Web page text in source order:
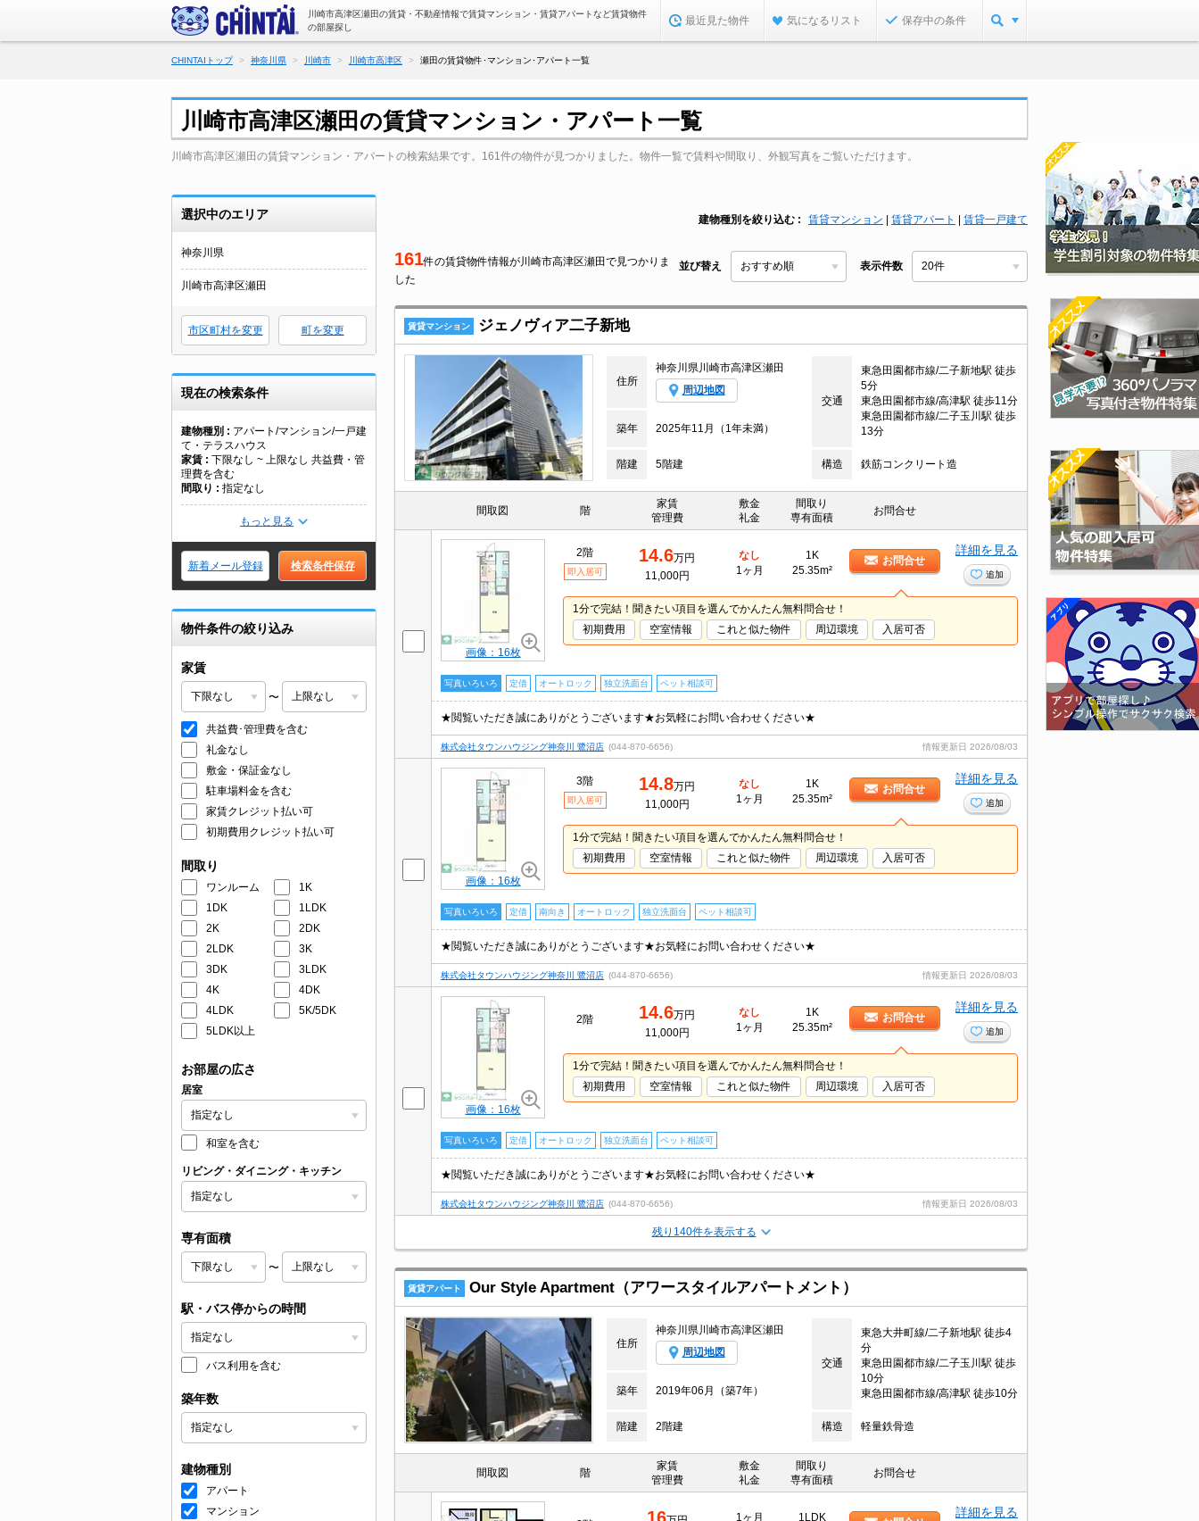
川崎市高津区瀬田の賃貸・不動産情報で賃貸マンション・賃貸アパートなど賃貸物件
の部屋探し
最近見た物件 気になるリスト 保存中の条件
CHINTAIトップ 神奈川県 川崎市 川崎市高津区 瀬田の賃貸物件･マンション･アパート一覧
川崎市高津区瀬田の賃貸マンション・アパート一覧
川崎市高津区瀬田の賃貸マンション・アパートの検索結果です。161件の物件が見つかりました。物件一覧で賃料や間取り、外観写真をご覧いただけます。
選択中のエリア
神奈川県
川崎市高津区瀬田
市区町村を変更 町を変更
現在の検索条件
建物種別
アパート/マンション/一戸建
て・テラスハウス
家賃
下限なし ~ 上限なし 共益費・管
理費を含む
間取り
指定なし
もっと見る
新着メール登録 検索条件保存
物件条件の絞り込み
家賃
〜
共益費･管理費を含む
礼金なし
敷金・保証金なし
駐車場料金を含む
家賃クレジット払い可
初期費用クレジット払い可
間取り
ワンルーム
1K
1DK
1LDK
2K
2DK
2LDK
3K
3DK
3LDK
4K
4DK
4LDK
5K/5DK
5LDK以上
お部屋の広さ
居室
和室を含む
リビング・ダイニング・キッチン
専有面積
〜
駅・バス停からの時間
バス利用を含む
築年数
建物種別
アパート
マンション
建物種別を絞り込む 賃貸マンション 賃貸アパート 賃貸一戸建て
161件の賃貸物件情報が川崎市高津区瀬田で見つかりま
した
並び替え 表示件数
賃貸マンション ジェノヴィア二子新地
住所
神奈川県川崎市高津区瀬田
周辺地図
交通
東急田園都市線/二子新地駅 徒歩
5分
東急田園都市線/高津駅 徒歩11分
東急田園都市線/二子玉川駅 徒歩
13分
築年 2025年11月（1年未満）
階建 5階建 構造 鉄筋コンクリート造
間取図 階
家賃
管理費
敷金
礼金
間取り
専有面積
お問合せ
画像：16枚
2階
即入居可
14.6万円
11,000円
なし
1ヶ月
1K
25.35m²
お問合せ
詳細を見る
追加
1分で完結！聞きたい項目を選んでかんたん無料問合せ！
初期費用
空室情報 これと似た物件 周辺環境 入居可否
写真いろいろ 定借 オートロック 独立洗面台 ペット相談可
★閲覧いただき誠にありがとうございます★お気軽にお問い合わせください★
株式会社タウンハウジング神奈川 鷺沼店 (044-870-6656) 情報更新日 2026/08/03
画像：16枚
3階
即入居可
14.8万円
11,000円
なし
1ヶ月
1K
25.35m²
お問合せ
詳細を見る
追加
1分で完結！聞きたい項目を選んでかんたん無料問合せ！
初期費用
空室情報 これと似た物件 周辺環境 入居可否
写真いろいろ 定借 南向き オートロック 独立洗面台 ペット相談可
★閲覧いただき誠にありがとうございます★お気軽にお問い合わせください★
株式会社タウンハウジング神奈川 鷺沼店 (044-870-6656) 情報更新日 2026/08/03
画像：16枚
2階 14.6万円
11,000円
なし
1ヶ月
1K
25.35m²
お問合せ
詳細を見る
追加
1分で完結！聞きたい項目を選んでかんたん無料問合せ！
初期費用
空室情報 これと似た物件 周辺環境 入居可否
写真いろいろ 定借 オートロック 独立洗面台 ペット相談可
★閲覧いただき誠にありがとうございます★お気軽にお問い合わせください★
株式会社タウンハウジング神奈川 鷺沼店 (044-870-6656) 情報更新日 2026/08/03
残り140件を表示する
賃貸アパート Our Style Apartment（アワースタイルアパートメント）
住所
神奈川県川崎市高津区瀬田
周辺地図
交通
東急大井町線/二子新地駅 徒歩4
分
東急田園都市線/二子玉川駅 徒歩
10分
東急田園都市線/高津駅 徒歩10分
築年 2019年06月（築7年）
階建 2階建 構造 軽量鉄骨造
間取図 階
家賃
管理費
敷金
礼金
間取り
専有面積
お問合せ
1ヶ月
1LDK
詳細を見る